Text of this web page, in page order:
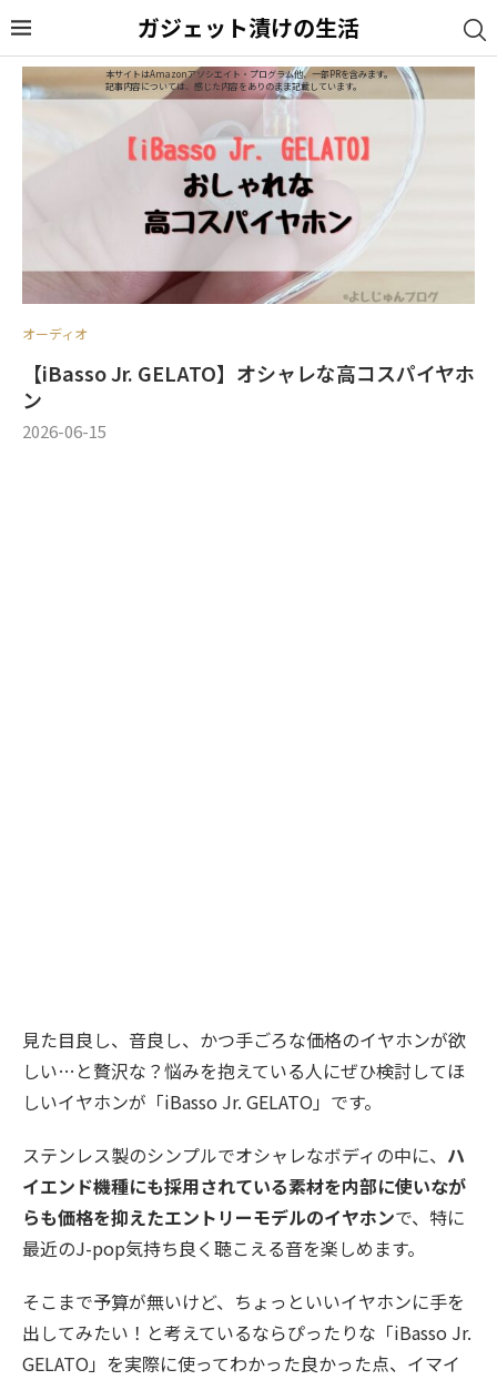
ガジェット漬けの生活
本サイトはAmazonアソシエイト・プログラム他、一部PRを含みます。
記事内容については、感じた内容をありのまま記載しています。
オーディオ
【iBasso Jr. GELATO】オシャレな高コスパイヤホ
ン
2026-06-15
見た目良し、音良し、かつ手ごろな価格のイヤホンが欲
しい…と贅沢な？悩みを抱えている人にぜひ検討してほ
しいイヤホンが「iBasso Jr. GELATO」です。
ステンレス製のシンプルでオシャレなボディの中に、 ハ
イエンド機種にも採用されている素材を内部に使いなが
らも価格を抑えたエントリーモデルのイヤホンで、特に
最近のJ-pop気持ち良く聴こえる音を楽しめます。
そこまで予算が無いけど、ちょっといいイヤホンに手を
出してみたい！と考えているならぴったりな「iBasso Jr.
GELATO」を実際に使ってわかった良かった点、イマイ